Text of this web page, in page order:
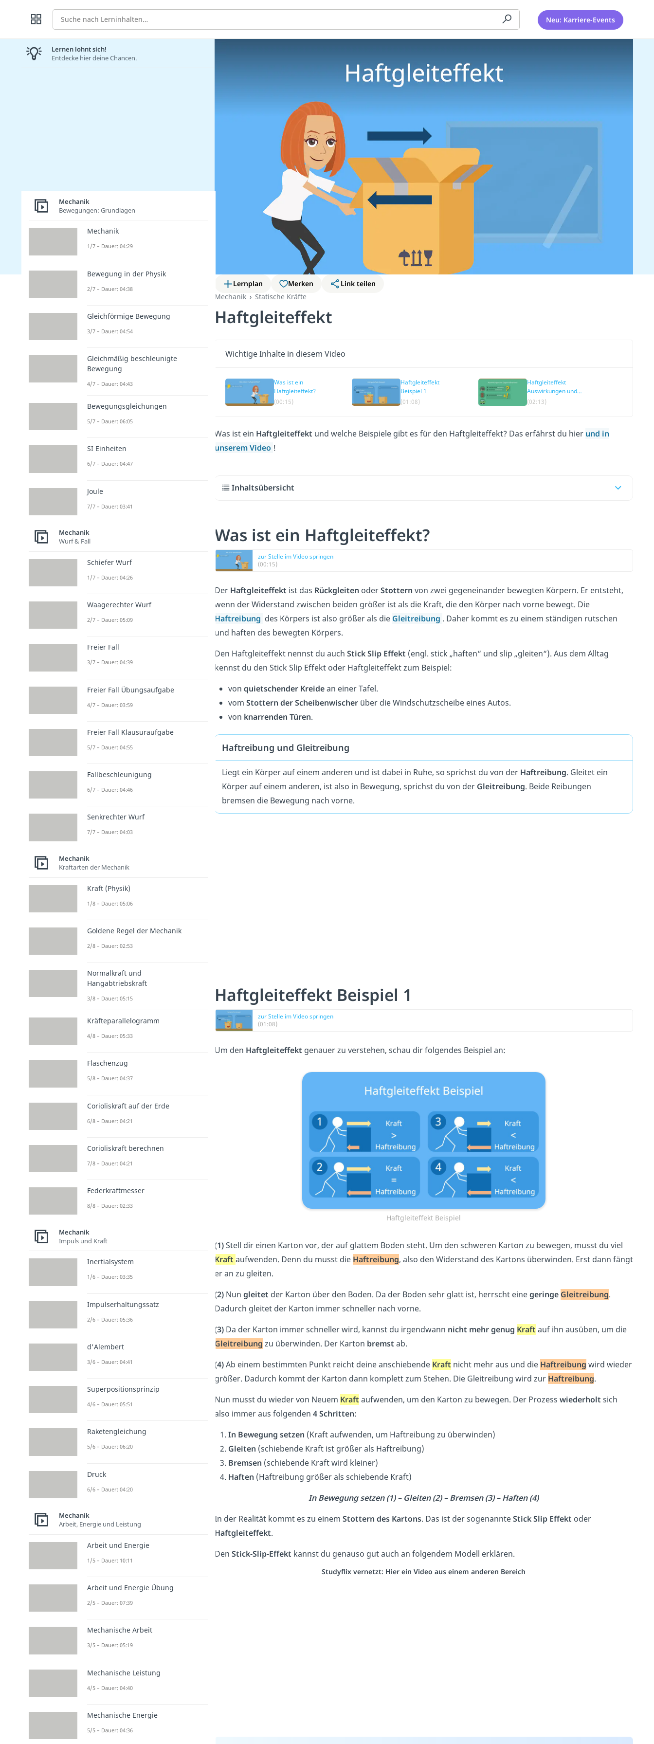
Suche Neu: Karriere-Events
Lernplan Merken
Link teilen
Mechanik
Statische Kräfte
Haftgleiteffekt
Wichtige Inhalte in diesem Video
Was ist ein
Haftgleiteffekt?
(00:15)
Haftgleiteffekt
Beispiel 1
(01:08)
Haftgleiteffekt
Auswirkungen und
Gegenmaßnahmen
(02:13)
Was ist ein Haftgleiteffekt und welche Beispiele gibt es für den Haftgleiteffekt? Das erfährst du hier und in
unserem Video !
Inhaltsübersicht
Was ist ein Haftgleiteffekt?
zur Stelle im Video springen
(00:15)
Der Haftgleiteffekt ist das Rückgleiten oderStottern von zwei gegeneinander bewegten Körpern. Er entsteht,
wenn der Widerstand zwischen beiden größer ist als die Kraft, die den Körper nach vorne bewegt. Die
Haftreibung des Körpers ist also größer als die Gleitreibung . Daher kommt es zu einem ständigen rutschen
und haften des bewegten Körpers.
Den Haftgleiteffekt nennst du auch Stick Slip Effekt (engl. stick „haften“ und slip „gleiten“). Aus dem Alltag
kennst du den Stick Slip Effekt oder Haftgleiteffekt zum Beispiel:
von quietschender Kreidean einer Tafel.
vom Stottern der Scheibenwischerüber die Windschutzscheibe eines Autos.
von knarrenden Türen.
Haftreibung und Gleitreibung
Liegt ein Körper auf einem anderen und ist dabei in Ruhe, so sprichst du von der Haftreibung. Gleitet ein
Körper auf einem anderen, ist also in Bewegung, sprichst du von der Gleitreibung. Beide Reibungen
bremsen die Bewegung nach vorne.
Haftgleiteffekt Beispiel 1
zur Stelle im Video springen
(01:08)
Um den Haftgleiteffekt genauer zu verstehen, schau dir folgendes Beispiel an:
Haftgleiteffekt Beispiel
(1)Stell dir einen Karton vor, der auf glattem Boden steht. Um den schweren Karton zu bewegen, musst du viel
Kraft aufwenden. Denn du musst die Haftreibung, also den Widerstand des Kartons überwinden. Erst dann fängt
er an zu gleiten.
(2)Nun gleitet der Karton über den Boden. Da der Boden sehr glatt ist, herrscht einegeringe Gleitreibung.
Dadurch gleitet der Karton immer schneller nach vorne.
(3)Da der Karton immer schneller wird, kannst du irgendwann nicht mehr genug Kraft auf ihn ausüben, um die
Gleitreibung zu überwinden. Der Karton bremst ab.
(4)Ab einem bestimmten Punkt reicht deine anschiebende Kraft nicht mehr aus und die Haftreibung wird wieder
größer. Dadurch kommt der Karton dann komplett zum Stehen. Die Gleitreibung wird zur Haftreibung.
Nun musst du wieder von Neuem Kraft aufwenden, um den Karton zu bewegen. Der Prozess wiederholt sich
also immer aus folgenden 4 Schritten:
In Bewegung setzen (Kraft aufwenden, um Haftreibung zu überwinden)
Gleiten (schiebende Kraft ist größer als Haftreibung)
Bremsen (schiebende Kraft wird kleiner)
Haften (Haftreibung größer als schiebende Kraft)
In Bewegung setzen (1) – Gleiten (2) – Bremsen (3) – Haften (4)
In der Realität kommt es zu einem Stottern des Kartons. Das ist der sogenannteStick Slip Effekt oder
Haftgleiteffekt.
Den Stick-Slip-Effekt kannst du genauso gut auch an folgendem Modell erklären.
Studyflix vernetzt: Hier ein Video aus einem anderen Bereich
Lernen lohnt sich!
Entdecke hier deine Chancen.
Mechanik
Bewegungen: Grundlagen
Mechanik
1/7 – Dauer: 04:29
Bewegung in der Physik
2/7 – Dauer: 04:38
Gleichförmige Bewegung
3/7 – Dauer: 04:54
Gleichmäßig beschleunigte
Bewegung
4/7 – Dauer: 04:43
Bewegungsgleichungen
5/7 – Dauer: 06:05
SI Einheiten
6/7 – Dauer: 04:47
Joule
7/7 – Dauer: 03:41
Mechanik
Wurf & Fall
Schiefer Wurf
1/7 – Dauer: 04:26
Waagerechter Wurf
2/7 – Dauer: 05:09
Freier Fall
3/7 – Dauer: 04:39
Freier Fall Übungsaufgabe
4/7 – Dauer: 03:59
Freier Fall Klausuraufgabe
5/7 – Dauer: 04:55
Fallbeschleunigung
6/7 – Dauer: 04:46
Senkrechter Wurf
7/7 – Dauer: 04:03
Mechanik
Kraftarten der Mechanik
Kraft (Physik)
1/8 – Dauer: 05:06
Goldene Regel der Mechanik
2/8 – Dauer: 02:53
Normalkraft und
Hangabtriebskraft
3/8 – Dauer: 05:15
Kräfteparallelogramm
4/8 – Dauer: 05:33
Flaschenzug
5/8 – Dauer: 04:37
Corioliskraft auf der Erde
6/8 – Dauer: 04:21
Corioliskraft berechnen
7/8 – Dauer: 04:21
Federkraftmesser
8/8 – Dauer: 02:33
Mechanik
Impuls und Kraft
Inertialsystem
1/6 – Dauer: 03:35
Impulserhaltungssatz
2/6 – Dauer: 05:36
d'Alembert
3/6 – Dauer: 04:41
Superpositionsprinzip
4/6 – Dauer: 05:51
Raketengleichung
5/6 – Dauer: 06:20
Druck
6/6 – Dauer: 04:20
Mechanik
Arbeit, Energie und Leistung
Arbeit und Energie
1/5 – Dauer: 10:11
Arbeit und Energie Übung
2/5 – Dauer: 07:39
Mechanische Arbeit
3/5 – Dauer: 05:19
Mechanische Leistung
4/5 – Dauer: 04:40
Mechanische Energie
5/5 – Dauer: 04:36